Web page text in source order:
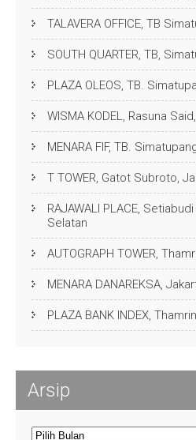
TALAVERA OFFICE, TB
SOUTH QUARTER, TB,
PLAZA OLEOS, TB.
WISMA KODEL, Rasuna
MENARA FIF, TB.
T TOWER, Gatot Subroto,
RAJAWALI PLACE,
Selatan
AUTOGRAPH TOWER,
MENARA DANAREKSA,
PLAZA BANK INDEX,
Arsip
Arsip